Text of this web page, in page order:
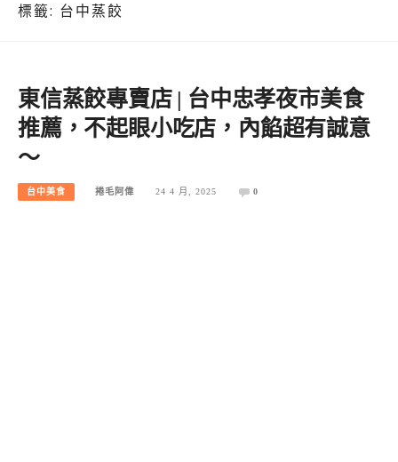
標籤: 台中蒸餃
東信蒸餃專賣店 | 台中忠孝夜市美食
推薦，不起眼小吃店，內餡超有誠意
～
台中美食 捲毛阿偉 24 4 月, 2025 0